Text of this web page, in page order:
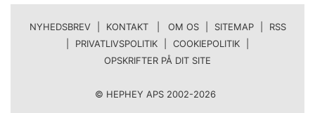
NYHEDSBREV KONTAKT | OM OS SITEMAP
RSS
PRIVATLIVSPOLITIK COOKIEPOLITIK
OPSKRIFTER PÅ DIT SITE
© HEPHEY APS 2002-2026